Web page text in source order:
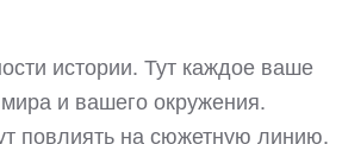
истории. Тут каждое ваше
и вашего окружения.
повлиять на сюжетную линию.